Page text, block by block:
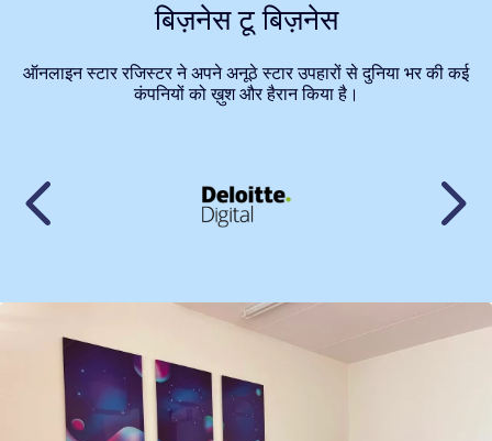
बिज़नेस टू बिज़नेस
ऑनलाइन स्टार रजिस्टर ने अपने अनूठे स्टार उपहारों से दुनिया भर की कई
कंपनियों को ख़ुश और हैरान किया है।